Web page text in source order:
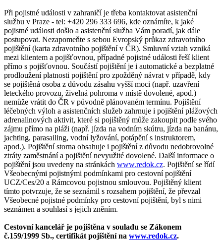
Při pojistné události v zahraničí je třeba kontaktovat asistenční
službu v Praze - tel: +420 296 333 696, kde oznámíte, k jaké
pojistné události došlo a asistenční služba Vám poradí, jak dále
postupovat. Nezapomeňte s sebou Evropský průkaz zdravotního
pojištění (karta zdravotního pojištění v ČR). Smluvní vztah vzniká
mezi klientem a pojišťovnou, případné pojistné události řeší klient
přímo s pojišťovnou. Součástí pojištění je i automatické a bezplatné
prodloužení platnosti pojištění pro zpožděný návrat v případě, kdy
se pojištěná osoba z důvodu zásahu vyšší moci (např. uzavření
leteckého provozu, živelná pohroma v místě dovolené, apod.)
nemůže vrátit do ČR v původně plánovaném termínu. Pojištění
léčebných výloh a asistenčních služeb zahrnuje i pojištění plážových
adrenalinových aktivit, které si pojištěný může zakoupit podle svého
zájmu přímo na pláži (např. jízda na vodním skútru, jízda na banánu,
jachting, parasailing, vodní lyžování, potápění s instruktorem,
apod.). Pojištění storna obsahuje i pojištění z důvodu nedobrovolné
ztráty zaměstnání a pojištění nevyužité dovolené. Další informace o
pojištění jsou uvedeny na stránkách www.redok.cz. Pojištění se řídí
Všeobecnými pojistnými podmínkami pro cestovní pojištění
UCZ/Ces/20 a Rámcovou pojistnou smlouvou. Pojištěný klient
tímto potvrzuje, že se seznámil s rozsahem pojištění, že převzal
Všeobecné pojistné podmínky pro cestovní pojištění, byl s nimi
seznámen a souhlasí s jejich zněním.
Cestovní kancelář je pojištěna v souladu se Zákonem
č.159/1999 Sb., certifikát pojištění na www.redok.cz.